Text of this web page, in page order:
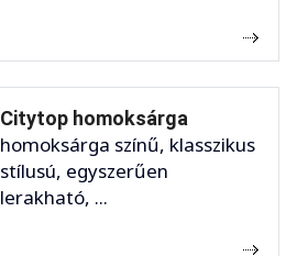
Citytop homoksárga
homoksárga színű, klasszikus
stílusú, egyszerűen
lerakható, ...